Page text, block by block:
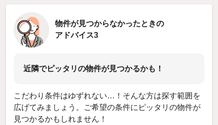
物件が見つからなかったときの
アドバイス3
近隣でピッタリの物件が見つかるかも！
こだわり条件はゆずれない…！そんな方は探す範囲を
広げてみましょう。ご希望の条件にピッタリの物件が
見つかるかもしれません！